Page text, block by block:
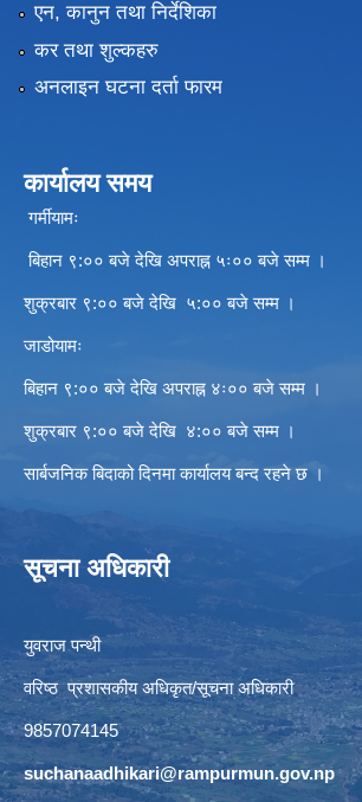
एन, कानुन तथा निर्देशिका
कर तथा शुल्कहरु
अनलाइन घटना दर्ता फारम
कार्यालय समय
गर्मीयामः
बिहान ९:०० बजे देखि अपराह्न ५ः०० बजे सम्म ।
शुक्रबार ९:०० बजे देखि ५:०० बजे सम्म ।
जाडोयामः
बिहान ९:०० बजे देखि अपराह्न ४ः०० बजे सम्म ।
शुक्रबार ९:०० बजे देखि ४:०० बजे सम्म ।
सार्बजनिक बिदाको दिनमा कार्यालय बन्द रहने छ ।
सूचना अधिकारी
युवराज पन्थी
वरिष्ठ प्रशासकीय अधिकृत/सूचना अधिकारी
9857074145
suchanaadhikari@rampurmun.gov.np